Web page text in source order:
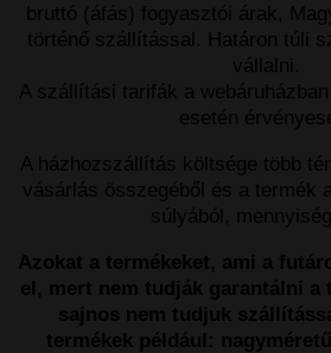
bruttó (áfás) fogyasztói árak,
történő szállítással. Határon túli
vállalni.
A szállítási tarifák a
esetén
A házhozszállítás költsége több
vásárlás összegéből és a termék
súlyából,
Azokat a termékeket, ami a
el, mert nem tudják garantálni a
sajnos nem tudjuk
termékek például: